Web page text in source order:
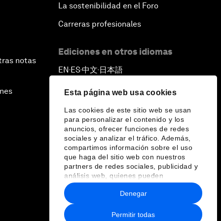
Esta página web usa cookies
Las cookies de este sitio web se usan
para personalizar el contenido y los
anuncios, ofrecer funciones de redes
sociales y analizar el tráfico. Además,
compartimos información sobre el uso
que haga del sitio web con nuestros
partners de redes sociales, publicidad y
análisis web, quienes pueden
combinarla con otra información que les
haya proporcionado o que hayan
recopilado a partir del uso que haya
hecho de sus servicios.
Permitir todas
Denegar
notas
La sostenibilidad en el Foro
Carreras profesionales
Ediciones en otros idiomas
EN ▪ ES▪中文▪ 日本語